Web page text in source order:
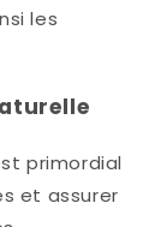
les
primordial
et assurer